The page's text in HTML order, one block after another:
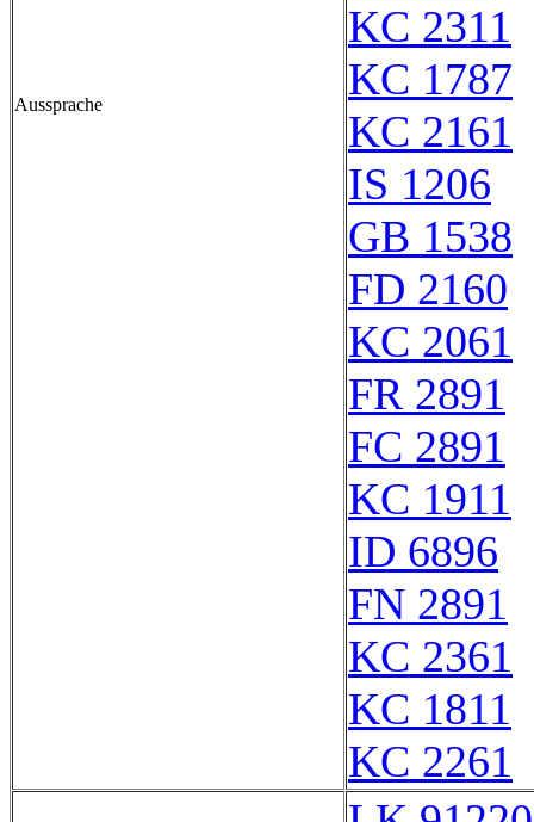
Aussprache
KC 2311
KC 1787
KC 2161
IS 1206
GB 1538
FD 2160
KC 2061
FR 2891
FC 2891
KC 1911
ID 6896
FN 2891
KC 2361
KC 1811
KC 2261